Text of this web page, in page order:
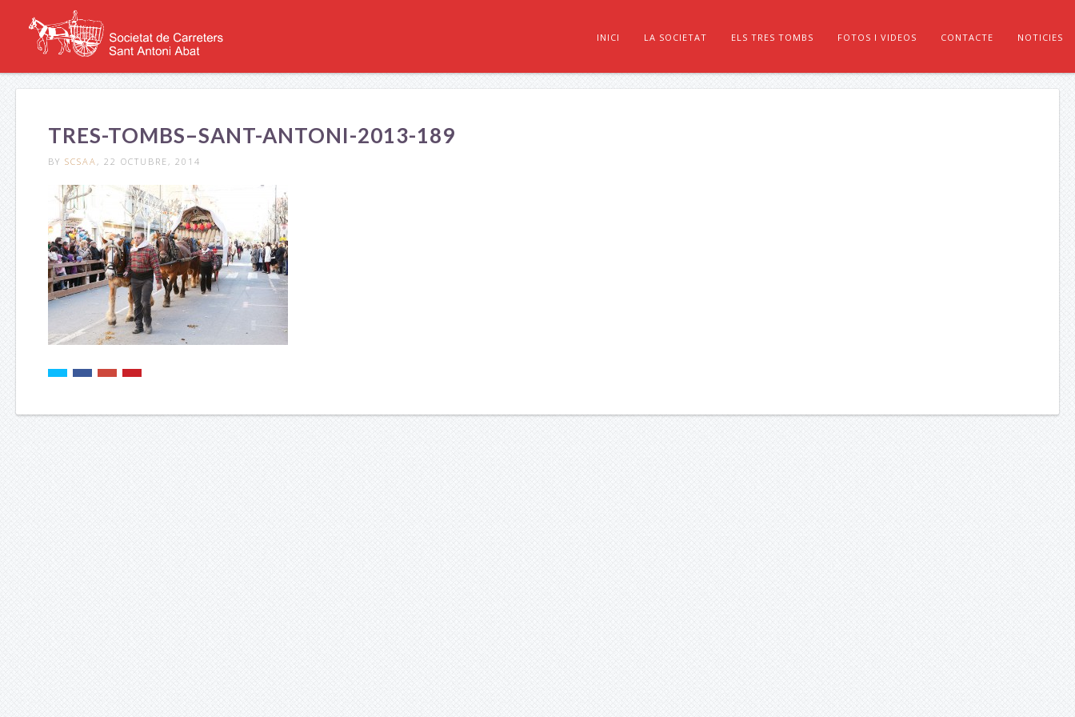
INICI LA SOCIETAT ELS TRES TOMBS FOTOS I VIDEOS CONTACTE NOTICIES
TRES-TOMBS–SANT-ANTONI-2013-189
BY SCSAA , 22 OCTUBRE, 2014